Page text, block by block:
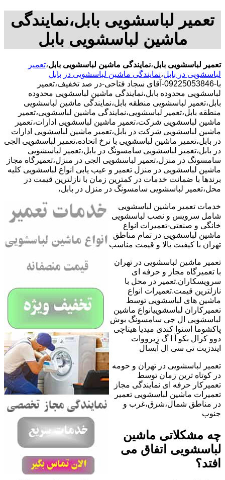
تعمیر لباسشویی بابل،نمایندگی
ماشین لباسشویی بابل
تعمیر لباسشویی بابل،نمایندگی ماشین لباسشویی بابل،تعمیر
لباسشویی در بابل،نمایندگی ماشین لباسشویی در بابل
با-09225053846-آقای سجاد فتاحی-در صد تخفیف،تعمیر
لباسشویی محدوده بابل،نمایندگی ماشین لباسشویی محدوده
بابل،تعمیر لباسشویی منطقه بابل،نمایندگی ماشین لباسشویی
منطقه بابل،تعمیر لباسشویی،نمایندگی ماشین لباسشویی،تعمیر
ماشین لباسشویی شرکت،تعمیر ماشین لباسشویی ادارات،تعمیر
ماشین لباسشویی شرکت در بابل،تعمیر ماشین لباسشویی ادارات
در بابل،تعمیر ماشین لباسشویی با نرخ اتحاده،تعمیر لباسشویی الجی
در بابل،تعمیر لباسشویی سامسونگ در بابل،تعمیر لباسشویی
سامسونگ در منزل،تعمیر لباسشویی الجی در منزل،تعمیرگاه مجاز
ماشین لباسشویی در منزل تعمیر و عیب یابی انواع لباسشویی کلیه
برندها با ضمانت خدمات در کمترین زمان با نازلترین قیمت در
محل،تعمیر لباسشویی سامسونگ در منزل در بابل،
خدمات تعمیر ماشین لباسشویی
شامل سرویس و نصب لباسشویی
خانگی و صنعتی-تعمیرات انواع
ماشین لباسشویی در تمام مناطق
تهران با کیفیت بالا و قیمت مناسب
تعمیر ماشین لباسشویی در تهران
با تعمیرگاه مجاز و حرفه ای
سرویسکاران.تعمیر در محل با
نازلترین قیمت.تعمیرات انواع
ماشین های لباسشویی توسط
تعمیرکاران لباسشوییانواع ماشین
لباسشویی ال جی سامسونگ بوش
پاکشوما اسنوا کندی میدیا هیتاچی
دوو کرال بکو آ ا گ زیرووات
ایندزیت تی سی ال آبسال
تعمیر لباسشویی در تهران و حومه
در کوتاه ترین زمان توسط
تعمیرکار حرفه ای نمایندگی مجاز
تعمیرات ماشین لباسشویی تعمیر
در مناطق شمال،شرق،غرب و
جنوب
چه مشکلاتی ماشین
لباسشویی اتفاق می
افتد؟